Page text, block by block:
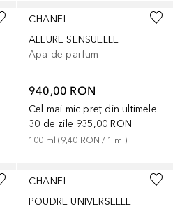
CHANEL
ALLURE SENSUELLE
Apa de parfum
940,00 RON
Cel mai mic preț din ultimele
30 de zile 935,00 RON
100 ml (9,40 RON / 1 ml)
CHANEL
POUDRE UNIVERSELLE
3